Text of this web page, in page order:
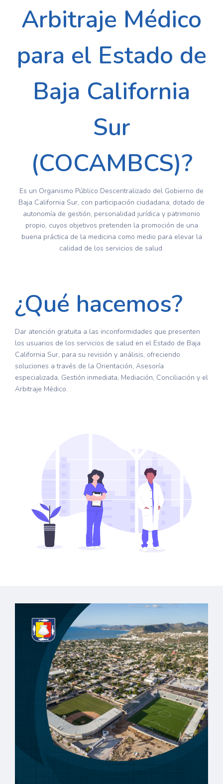
Arbitraje Médico
para el Estado de
Baja California
Sur
(COCAMBCS)?
Es un Organismo Público Descentralizado del Gobierno de
Baja California Sur, con participación ciudadana, dotado de
autonomía de gestión, personalidad jurídica y patrimonio
propio, cuyos objetivos pretenden la promoción de una
buena práctica de la medicina como medio para elevar la
calidad de los servicios de salud.
¿Qué hacemos?
Dar atención gratuita a las inconformidades que presenten
los usuarios de los servicios de salud en el Estado de Baja
California Sur, para su revisión y análisis, ofreciendo
soluciones a través de la Orientación, Asesoría
especializada, Gestión inmediata, Mediación, Conciliación y el
Arbitraje Médico.